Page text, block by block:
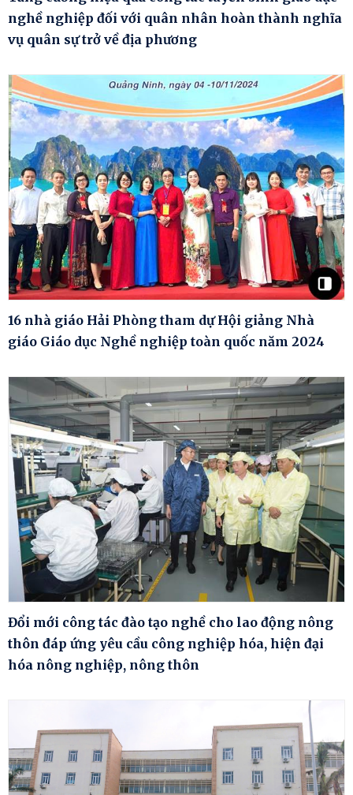
nghề nghiệp đối với quân nhân hoàn thành nghĩa
vụ quân sự trở về địa phương
16 nhà giáo Hải Phòng tham dự Hội giảng Nhà
giáo Giáo dục Nghề nghiệp toàn quốc năm 2024
Đổi mới công tác đào tạo nghề cho lao động nông
thôn đáp ứng yêu cầu công nghiệp hóa, hiện đại
hóa nông nghiệp, nông thôn